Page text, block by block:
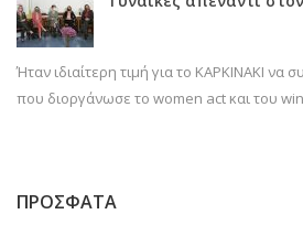
Ήταν ιδιαίτερη τιμή για το ΚΑΡΚΙΝΑΚΙ να
που διοργάνωσε το women act και του
ΠΡΟΣΦΑΤΑ